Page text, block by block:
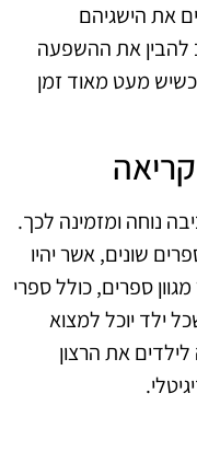
את הישגיהם
להבין את ההשפעה
מעט מאוד זמן
נוחה ומזמינה לכך.
שונים, אשר יהיו
ספרים, כולל ספרי
ילד יוכל למצוא
את הרצון